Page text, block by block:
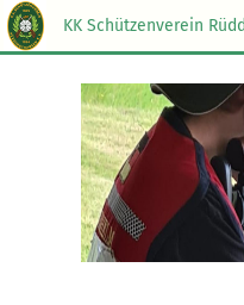
KK Schützenverein